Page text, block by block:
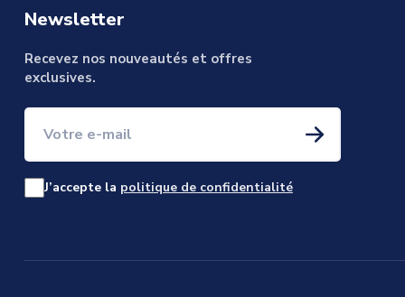
Newsletter
Recevez nos nouveautés et offres
exclusives.
J’accepte la politique de confidentialité